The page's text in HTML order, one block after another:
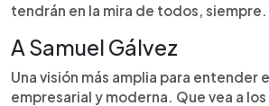
tendrán en la mira de todos, siempre.
A Samuel Gálvez
Una visión más amplia para entender
empresarial y moderna. Que vea a